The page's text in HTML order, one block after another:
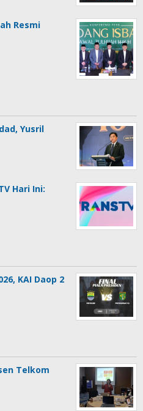
Resmi
Yusril
Hari Ini:
KAI Daop 2
Telkom